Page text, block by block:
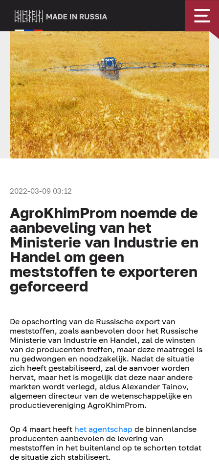
2022-03-09 03:12
AgroKhimProm noemde de
aanbeveling van het
Ministerie van Industrie en
Handel om geen
meststoffen te exporteren
geforceerd
De opschorting van de Russische export van
meststoffen, zoals aanbevolen door het Russische
Ministerie van Industrie en Handel, zal de winsten
van de producenten treffen, maar deze maatregel is
nu gedwongen en noodzakelijk. Nadat de situatie
zich heeft gestabiliseerd, zal de aanvoer worden
hervat, maar het is mogelijk dat deze naar andere
markten wordt verlegd, aldus Alexander Tainov,
algemeen directeur van de wetenschappelijke en
productievereniging AgroKhimProm.
Op 4 maart heeft het agentschap de binnenlandse
producenten aanbevolen de levering van
meststoffen in het buitenland op te schorten totdat
de situatie zich stabiliseert.